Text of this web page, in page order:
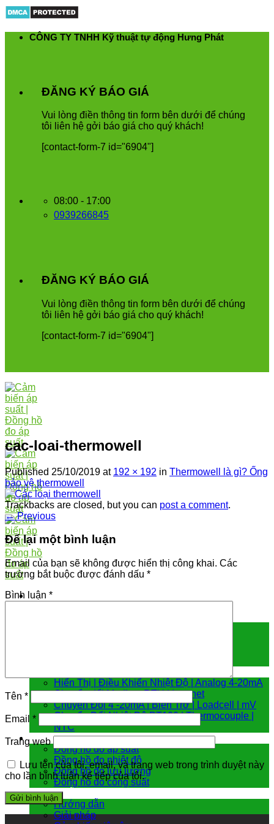
content
CÔNG TY TNHH Kỹ thuật tự động Hưng Phát
ĐĂNG KÝ BÁO GIÁ
Vui òng điền thông tin form bên dưới để chúng
tôi liên hệ gởi báo giá cho quý khách!
[contact-form-7 id="6904"]
08:00 - 17:00
0939266845
ĐĂNG KÝ BÁO GIÁ
Vui òng điền thông tin form bên dưới để chúng
tôi liên hệ gởi báo giá cho quý khách!
[contact-form-7 id="6904"]
Hiển Thị | Điều Khiển Nhiệt Độ | Analog 4-20mA
Chuyển đổi Modbus RTU | Internet
Chuyển Đổi 4 -20mA | Biến Trở | Loadcell | mV
Chuyển Đổi Nhiệt Độ PT100 | Thermocouple |
NTC
Đồng hồ đo
Đồng hồ đo áp suất
Đồng hồ đo nhiệt độ
Đồng hồ đo lưu lượng
Đồng hồ đo công suất
Hướng dẫn & giải pháp
Hướng dẫn
Giải pháp
cac-loai-thermowell
Published 25/10/2019 at 192 × 192 in Thermowell là gì? Ống
bảo vệ thermowell
Trackbacks are closed, but you can post a comment.
←Previous
Để lại một bình luận
Email của bạn sẽ không được hiển thị công khai. Các
trường bắt buộc được đánh dấu *
Bình luận *
Tên *
Email *
Trang web
Lưu tên của tôi, email, và trang web trong trình duyệt này
cho lần bình luận kế tiếp của tôi.